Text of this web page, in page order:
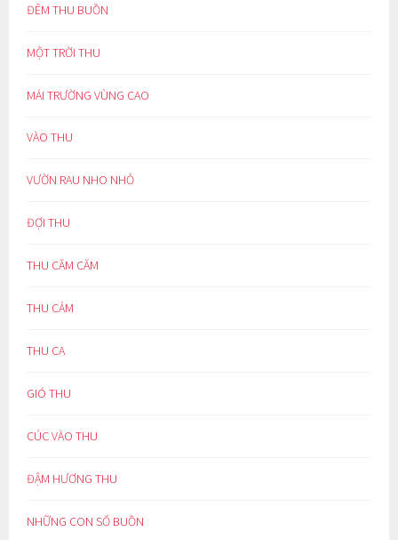
ĐÊM THU BUỒN
MỘT TRỜI THU
MÁI TRƯỜNG VÙNG CAO
VÀO THU
VƯỜN RAU NHO NHỎ
ĐỢI THU
THU CĂM CĂM
THU CẢM
THU CA
GIÓ THU
CÚC VÀO THU
ĐẬM HƯƠNG THU
NHỮNG CON SỐ BUỒN